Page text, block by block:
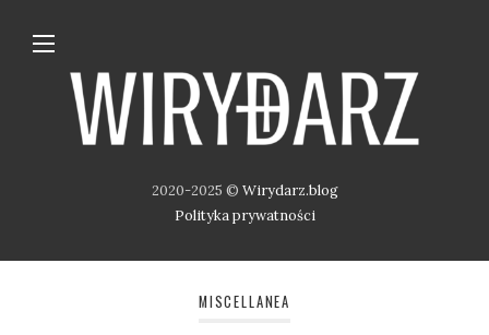
2020-2025 © Wirydarz.blog
Polityka prywatności
MISCELLANEA